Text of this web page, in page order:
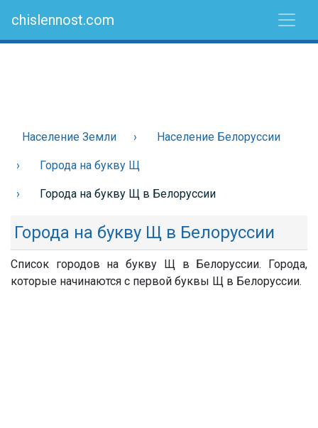
chislennost.com
Население Земли Население Белоруссии
Города на букву Щ
Города на букву Щ в Белоруссии
Города на букву Щ в Белоруссии
Список городов на букву Щ в Белоруссии. Города,
которые начинаются с первой буквы Щ в Белоруссии.